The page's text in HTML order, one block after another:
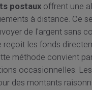
postauxoffrent une
à distance. Ce
de l'argent sans
reçoit les fonds
méthode convient
occasionnelles.
des montants